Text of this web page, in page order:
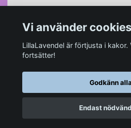
© 2026 LillaLavendel.se–
Vi använder
LillaLavendel är förtjusta i kakor.
fortsätter!
Godkänn alla
Endast